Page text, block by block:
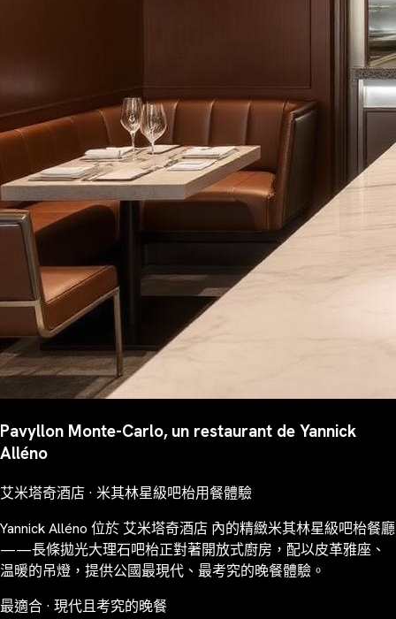
Pavyllon Monte-Carlo, un restaurant de Yannick
Alléno
艾米塔奇酒店 · 米其林星級吧枱用餐體驗
Yannick Alléno 位於 艾米塔奇酒店 內的精緻米其林星級吧枱餐廳
——長條拋光大理石吧枱正對著開放式廚房，配以皮革雅座、
温暖的吊燈，提供公國最現代、最考究的晚餐體驗。
最適合 · 現代且考究的晚餐